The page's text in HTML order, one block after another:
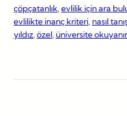
çöpçatanlık, evlilik için ara
evlilikte inanç kriteri, nasıl
yıldız, özel, üniversite